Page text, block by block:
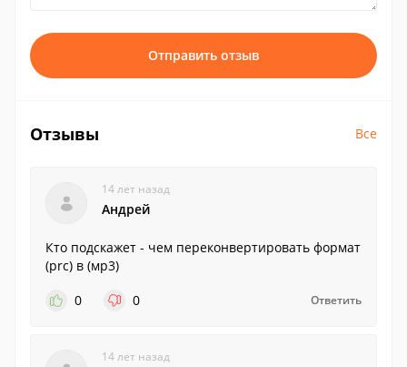
Отправить отзыв
Отзывы Все
14 лет назад
Андрей
Кто подскажет - чем переконвертировать формат
(prc) в (мр3)
0
0 Ответить
14 лет назад